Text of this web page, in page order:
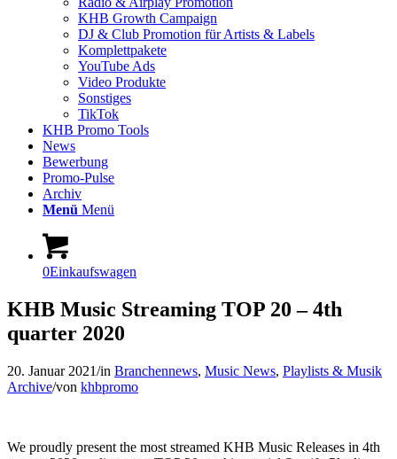
KHB Growth Campaign
DJ & Club Promotion für Artists & Labels
Komplettpakete
YouTube Ads
Video Produkte
Sonstiges
TikTok
KHB Promo Tools
News
Bewerbung
Promo-Pulse
Archiv
Menü Menü
0Einkaufswagen
KHB Music Streaming TOP 20 – 4th
quarter 2020
20. Januar 2021/in Branchennews, Music News, Playlists & Musik
Archive/von khbpromo
We proudly present the most streamed KHB Music Releases in 4th